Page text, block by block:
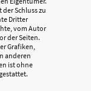
Schluss zu
Dritter
vom Autor
der Seiten.
Grafiken,
anderen
ist ohne